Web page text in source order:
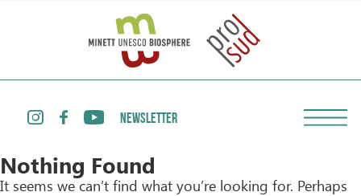
NEWSLETTER
Nothing Found
It seems we can’t find what you’re looking for. Perhaps